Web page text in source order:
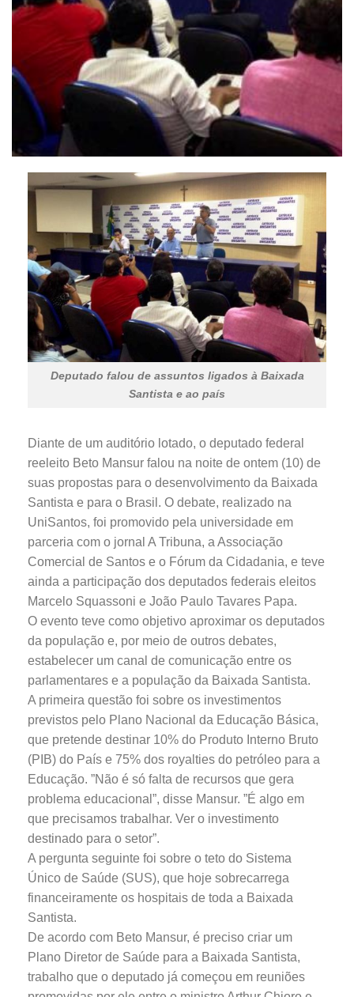
Deputado falou de assuntos ligados à Baixada
Santista e ao país
Diante de um auditório lotado, o deputado federal
reeleito Beto Mansur falou na noite de ontem (10) de
suas propostas para o desenvolvimento da Baixada
Santista e para o Brasil. O debate, realizado na
UniSantos, foi promovido pela universidade em
parceria com o jornal A Tribuna, a Associação
Comercial de Santos e o Fórum da Cidadania, e teve
ainda a participação dos deputados federais eleitos
Marcelo Squassoni e João Paulo Tavares Papa.
O evento teve como objetivo aproximar os deputados
da população e, por meio de outros debates,
estabelecer um canal de comunicação entre os
parlamentares e a população da Baixada Santista.
A primeira questão foi sobre os investimentos
previstos pelo Plano Nacional da Educação Básica,
que pretende destinar 10% do Produto Interno Bruto
(PIB) do País e 75% dos royalties do petróleo para a
Educação. ”Não é só falta de recursos que gera
problema educacional”, disse Mansur. ”É algo em
que precisamos trabalhar. Ver o investimento
destinado para o setor”.
A pergunta seguinte foi sobre o teto do Sistema
Único de Saúde (SUS), que hoje sobrecarrega
financeiramente os hospitais de toda a Baixada
Santista.
De acordo com Beto Mansur, é preciso criar um
Plano Diretor de Saúde para a Baixada Santista,
trabalho que o deputado já começou em reuniões